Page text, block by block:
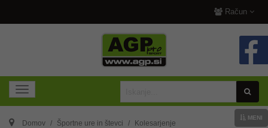
Račun
MENI
Domov Športne ure in števci
Kolesarjenje